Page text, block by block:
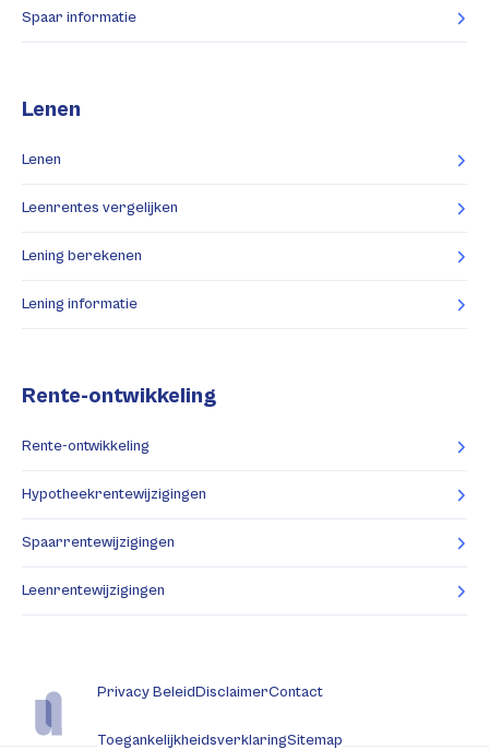
Spaar informatie
Lenen
Lenen
Leenrentes vergelijken
Lening berekenen
Lening informatie
Rente-ontwikkeling
Rente-ontwikkeling
Hypotheekrentewijzigingen
Spaarrentewijzigingen
Leenrentewijzigingen
Privacy BeleidDisclaimerContact
ToegankelijkheidsverklaringSitemap